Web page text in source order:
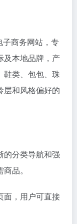
商务网站，专
及本地品牌，产
鞋类、包包、珠
层和风格偏好的
的分类导航和强
品。
面，用户可直接